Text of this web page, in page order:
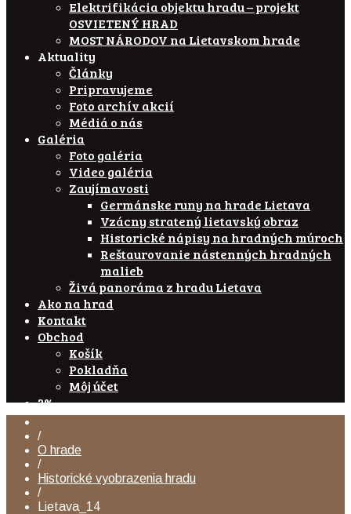
Elektrifikácia objektu hradu – projekt
OSVIETENÝ HRAD
MOST NÁRODOV na Lietavskom hrade
Aktuality
Články
Pripravujeme
Foto archív akcií
Médiá o nás
Galéria
Foto galéria
Video galéria
Zaujímavosti
Germánske runy na hrade Lietava
Vzácny stratený lietavský obraz
Historické nápisy na hradných múroch
Reštaurovanie nástenných hradných
malieb
Živá panoráma z hradu Lietava
Ako na hrad
Kontakt
Obchod
Košík
Pokladňa
Môj účet
2%
/
O hrade
/
Historické vyobrazenia hradu
/
Lietava_14